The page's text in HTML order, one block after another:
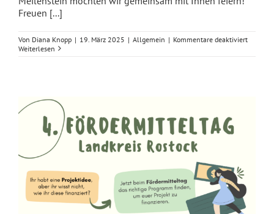
Freuen [...]
Von Diana Knopp | 19. März 2025 | Allgemein | Kommentare deaktiviertfür
Weiterlesen